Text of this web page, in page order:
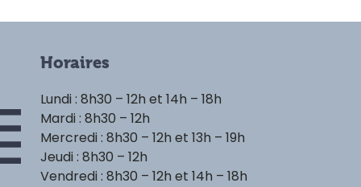
Horaires
Lundi : 8h30 – 12h et 14h – 18h
Mardi : 8h30 – 12h
Mercredi : 8h30 – 12h et 13h – 19h
Jeudi : 8h30 – 12h
Vendredi : 8h30 – 12h et 14h – 18h